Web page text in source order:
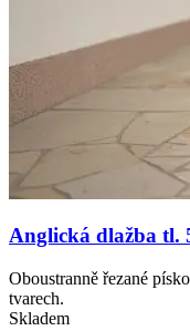
Anglická dlažba tl.
Oboustranně řezané
tvarech.
Skladem